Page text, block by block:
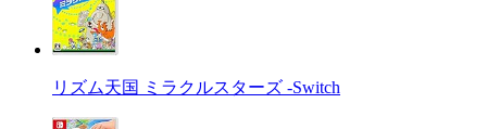
リズム天国 ミラクルスターズ -Switch